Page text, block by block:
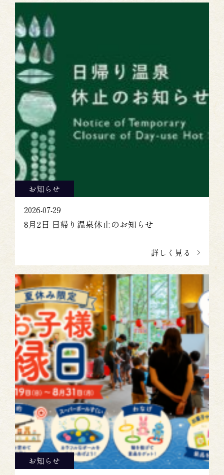
お知らせ
2026-07-29
8月2日 日帰り温泉休止のお知らせ
詳しく見る
お知らせ